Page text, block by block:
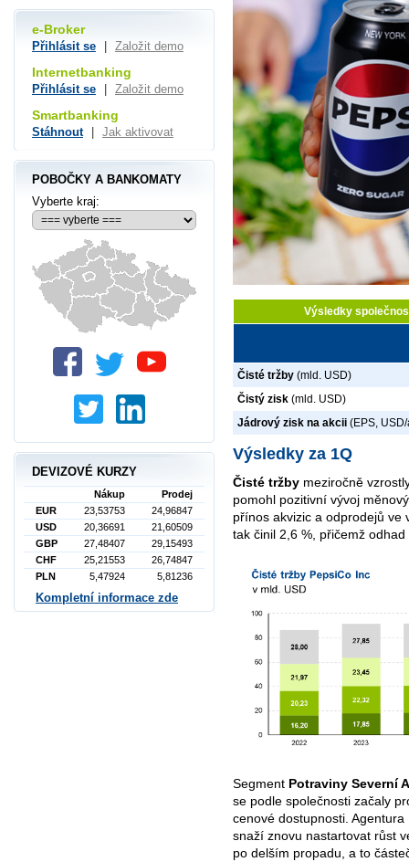
Výsledky
Čisté tržby (mld. USD)
Čistý zisk (mld. USD)
Jádrový zisk na akcii (EPS,
Výsledky za 1Q
Čisté tržby meziročně
pomohl pozitivní vývoj
přínos akvizic a odprodejů ve
tak činil 2,6 %, přičemž
Segment Potraviny Severní
se podle společnosti začaly
cenové dostupnosti.
snaží znovu nastartovat růst
po delším propadu, a to
e-Broker
Přihlásit se Založit demo
Internetbanking
Přihlásit se Založit demo
Smartbanking
Stáhnout Jak aktivovat
POBOČKY A BANKOMATY
Vyberte kraj:
DEVIZOVÉ KURZY
Nákup
Prodej
EUR
23,53753
24,96847
USD
20,36691
21,60509
GBP
27,48407
29,15493
CHF
25,21553
26,74847
PLN
5,47924 5,81236
Kompletní informace zde